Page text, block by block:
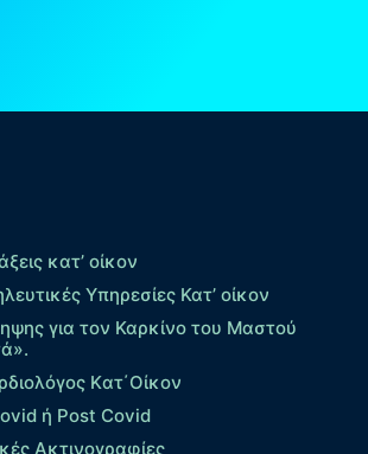
κατ’ οίκον
Υπηρεσίες Κατ’ οίκον
για τον Καρκίνο του Μαστού
Kατ΄Οίκον
ή Post Covid
Ακτινογραφίες